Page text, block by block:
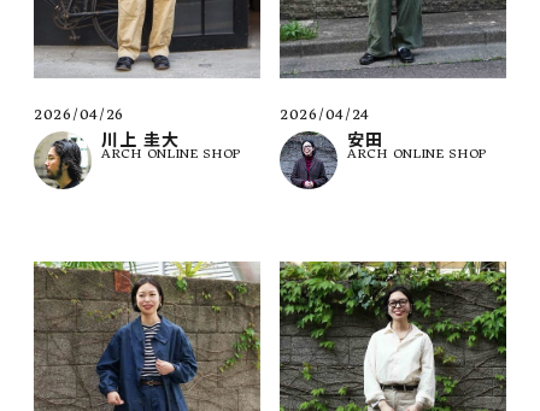
2026/04/26
川上 圭大
ARCH ONLINE SHOP
2026/04/24
安田
ARCH ONLINE SHOP